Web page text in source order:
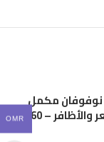
مكمل
غذائي للشعر والأظافر – 60 OMR